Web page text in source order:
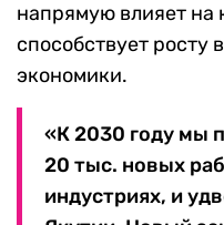
напрямую влияет на
способствует росту
экономики.
«К 2030 году мы
20 тыс. новых
индустриях, и